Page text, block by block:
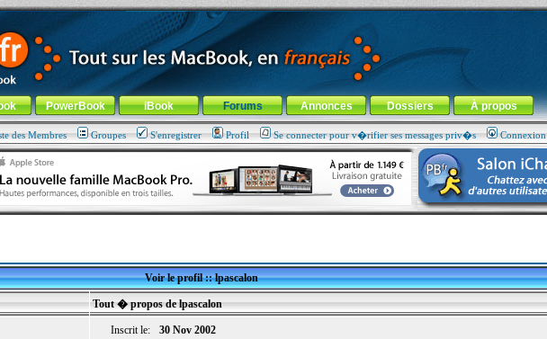
! -Aller au menu de la rubrique
PowerBook iBook Forums Annonces Dossiers À propos
des Membres Groupes S'enregistrer Profil Se connecter pour v�rifier ses messages priv�s Connexion
Voir le profil :: lpascalon
Tout � propos de lpascalon
Inscrit le:
30 Nov 2002